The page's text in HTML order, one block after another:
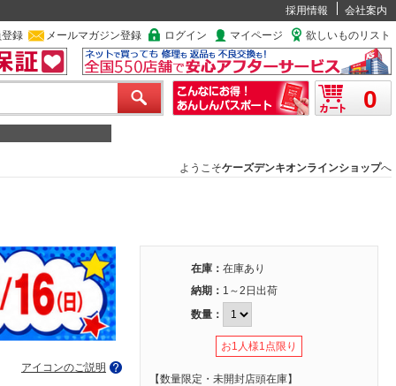
採用情報
会社案内
録 メールマガジン登録 ログイン マイページ 欲しいものリスト
0
ようこそケーズデンキオンラインショップへ
アイコンのご説明
在庫： 在庫あり
納期： 1～2日出荷
数量：
お1人様1点限り
【数量限定・未開封店頭在庫】